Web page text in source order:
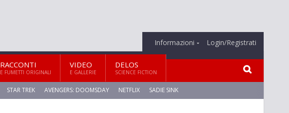
Informazioni Login/Registrati
RACCONTI
E FUMETTI ORIGINALI
VIDEO
E GALLERIE
DELOS
SCIENCE FICTION
STAR TREK AVENGERS: DOOMSDAY NETFLIX SADIE SINK